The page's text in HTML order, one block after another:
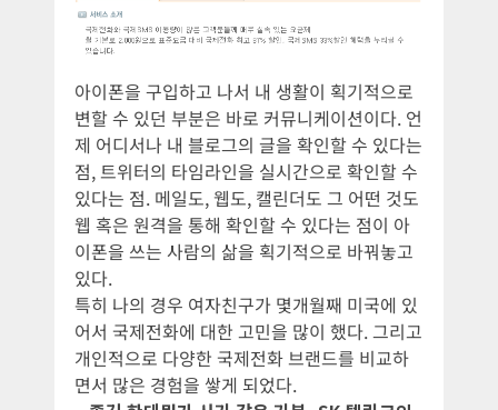
아이폰을 구입하고 나서 내 생활이 획기적으로
변할 수 있던 부분은 바로 커뮤니케이션이다. 언
제 어디서나 내 블로그의 글을 확인할 수 있다는
점, 트위터의 타임라인을 실시간으로 확인할 수
있다는 점. 메일도, 웹도, 캘린더도 그 어떤 것도
웹 혹은 원격을 통해 확인할 수 있다는 점이 아
이폰을 쓰는 사람의 삶을 획기적으로 바꿔놓고
있다.
특히 나의 경우 여자친구가 몇개월째 미국에 있
어서 국제전화에 대한 고민을 많이 했다. 그리고
개인적으로 다양한 국제전화 브랜드를 비교하
면서 많은 경험을 쌓게 되었다.